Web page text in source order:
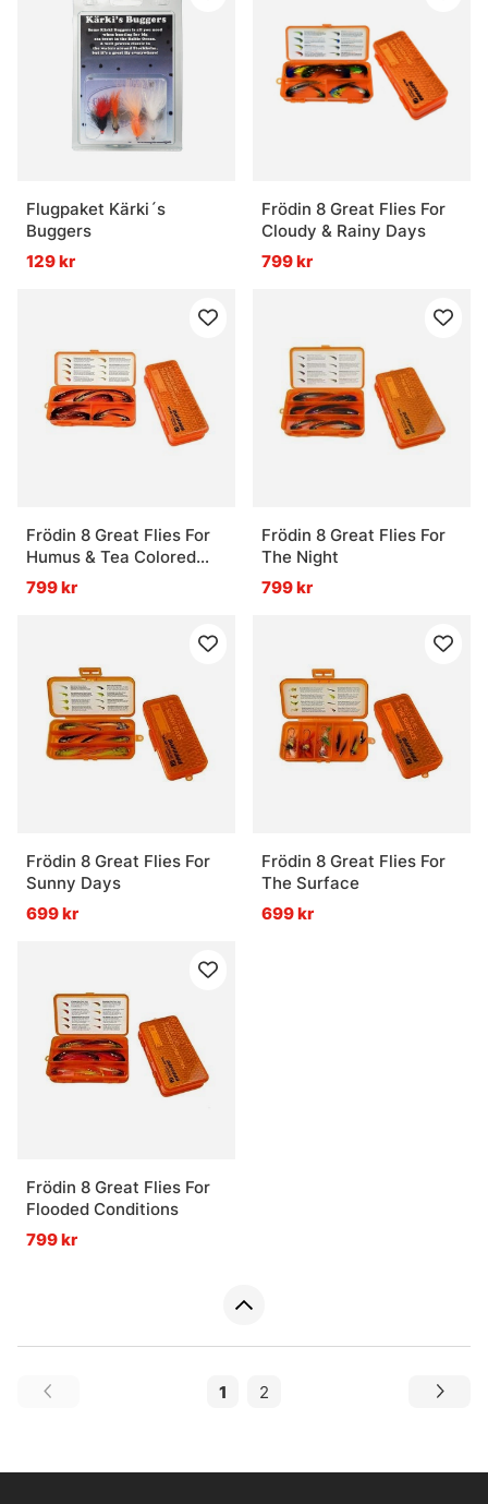
Flugpaket Kärki´s
Buggers
129 kr
Frödin 8 Great Flies For
Cloudy & Rainy Days
799 kr
Frödin 8 Great Flies For
Humus & Tea Colored
Water
799 kr
Frödin 8 Great Flies For
The Night
799 kr
Frödin 8 Great Flies For
Sunny Days
699 kr
Frödin 8 Great Flies For
The Surface
699 kr
Frödin 8 Great Flies For
Flooded Conditions
799 kr
1 2